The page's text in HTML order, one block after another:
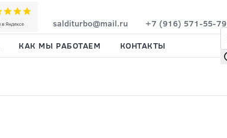
salditurbo@mail.ru +7 (916) 571-55-79
КАК МЫ РАБОТАЕМ КОНТАКТЫ